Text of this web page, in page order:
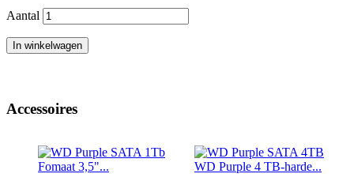
Aantal
In winkelwagen
Accessoires
Fomaat 3,5"... WD Purple 4 TB-harde...